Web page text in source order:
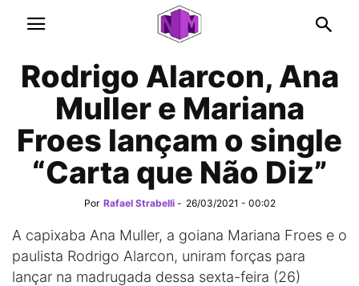
Rodrigo Alarcon, Ana
Muller e Mariana
Froes lançam o single
“Carta que Não Diz”
Por Rafael Strabelli - 26/03/2021 - 00:02
A capixaba Ana Muller, a goiana Mariana Froes e o
paulista Rodrigo Alarcon, uniram forças para
lançar na madrugada dessa sexta-feira (26)